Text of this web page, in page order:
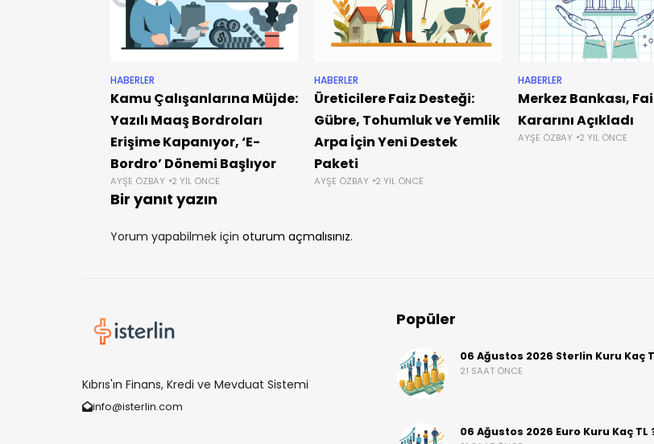
HABERLER
Kamu Çalışanlarına Müjde:
Yazılı Maaş Bordroları
Erişime Kapanıyor, ‘E-
Bordro’ Dönemi Başlıyor
AYŞE ÖZBAY 2 YIL ÖNCE
HABERLER
Üreticilere Faiz Desteği:
Gübre, Tohumluk ve Yemlik
Arpa İçin Yeni Destek
Paketi
AYŞE ÖZBAY 2 YIL ÖNCE
HABERLER
Merkez Bankası,
Kararını Açıkladı
AYŞE ÖZBAY 2 YIL ÖNCE
Bir yanıt yazın
Yorum yapabilmek için oturum açmalısınız.
Kıbrıs'ın Finans, Kredi ve Mevduat Sistemi
info@isterlin.com
Popüler
06 Ağustos 2026 Sterlin Kuru Kaç
21 SAAT ÖNCE
06 Ağustos 2026 Euro Kuru Kaç TL